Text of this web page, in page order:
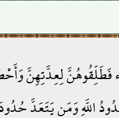
فَطَلِّقُوهُنَّ لِعِدَّتِهِنَّ
اللَّهِ وَمَن يَتَعَدَّ